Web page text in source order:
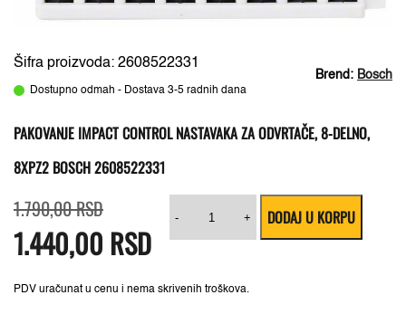
Brend: Bosch
Šifra proizvoda: 2608522331
Dostupno odmah - Dostava 3-5 radnih dana
PAKOVANJE IMPACT CONTROL NASTAVAKA ZA ODVRTAČE, 8-DELNO,
8XPZ2 BOSCH 2608522331
1.790,00RSDcena
je
bila:
1.790,00 RSD.
1.440,00 RSD
cena
je:
1.440,00 RSD.
PDV uračunat u cenu i nema skrivenih troškova.
-
Impact
nastavaka
8-
+ DODAJ U KORPU